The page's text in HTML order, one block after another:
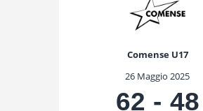
Comense U17
26 Maggio 2025
62 - 48